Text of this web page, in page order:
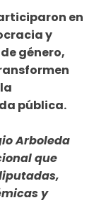
en
y
género,
pública.
Arboleda
que
y